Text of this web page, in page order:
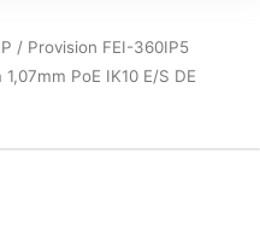
/ Provision FEI-360IP5
PoE IK10 E/S DE